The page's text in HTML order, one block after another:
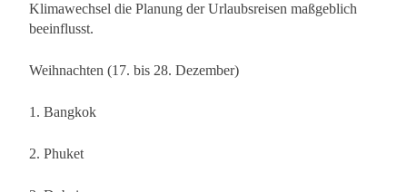
Klimawechsel die Planung der Urlaubsreisen maßgeblich
beeinflusst.
Weihnachten (17. bis 28. Dezember)
1. Bangkok
2. Phuket